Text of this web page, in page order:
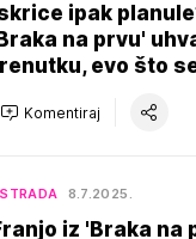
ipak
na prvu'
evo što
Komentiraj
8.7.2025.
iz 'Braka na